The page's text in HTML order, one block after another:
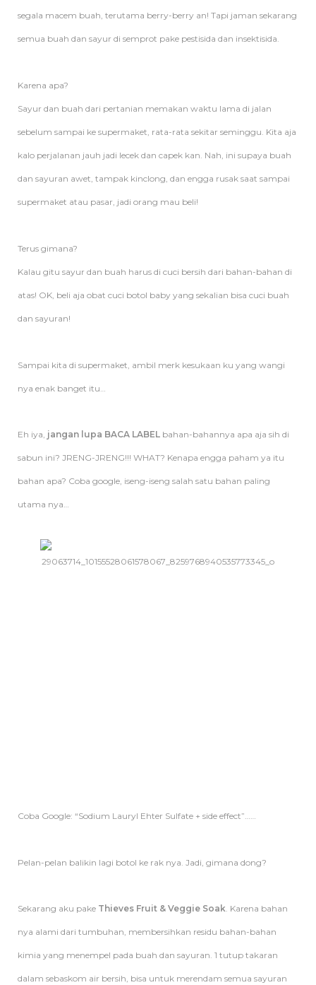
segala macem buah, terutama berry-berry an! Tapi jaman sekarang
semua buah dan sayur di semprot pake pestisida dan insektisida.
Karena apa?
Sayur dan buah dari pertanian memakan waktu lama di jalan
sebelum sampai ke supermaket, rata-rata sekitar seminggu. Kita aja
kalo perjalanan jauh jadi lecek dan capek kan. Nah, ini supaya buah
dan sayuran awet, tampak kinclong, dan engga rusak saat sampai
supermaket atau pasar, jadi orang mau beli!
Terus gimana?
Kalau gitu sayur dan buah harus di cuci bersih dari bahan-bahan di
atas! OK, beli aja obat cuci botol baby yang sekalian bisa cuci buah
dan sayuran!
Sampai kita di supermaket, ambil merk kesukaan ku yang wangi
nya enak banget itu…
Eh iya, jangan lupa BACA LABEL bahan-bahannya apa aja sih di
sabun ini? JRENG-JRENG!!! WHAT? Kenapa engga paham ya itu
bahan apa? Coba google, iseng-iseng salah satu bahan paling
utama nya…
Coba Google: “Sodium Lauryl Ehter Sulfate + side effect”……
Pelan-pelan balikin lagi botol ke rak nya. Jadi, gimana dong?
Sekarang aku pake Thieves Fruit & Veggie Soak. Karena bahan
nya alami dari tumbuhan, membersihkan residu bahan-bahan
kimia yang menempel pada buah dan sayuran. 1 tutup takaran
dalam sebaskom air bersih, bisa untuk merendam semua sayuran